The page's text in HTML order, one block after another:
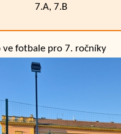
7.A, 7.B
ve fotbale pro 7. ročníky